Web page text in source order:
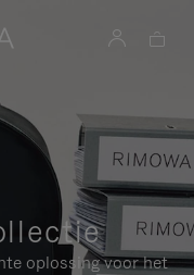
oplossing voor het